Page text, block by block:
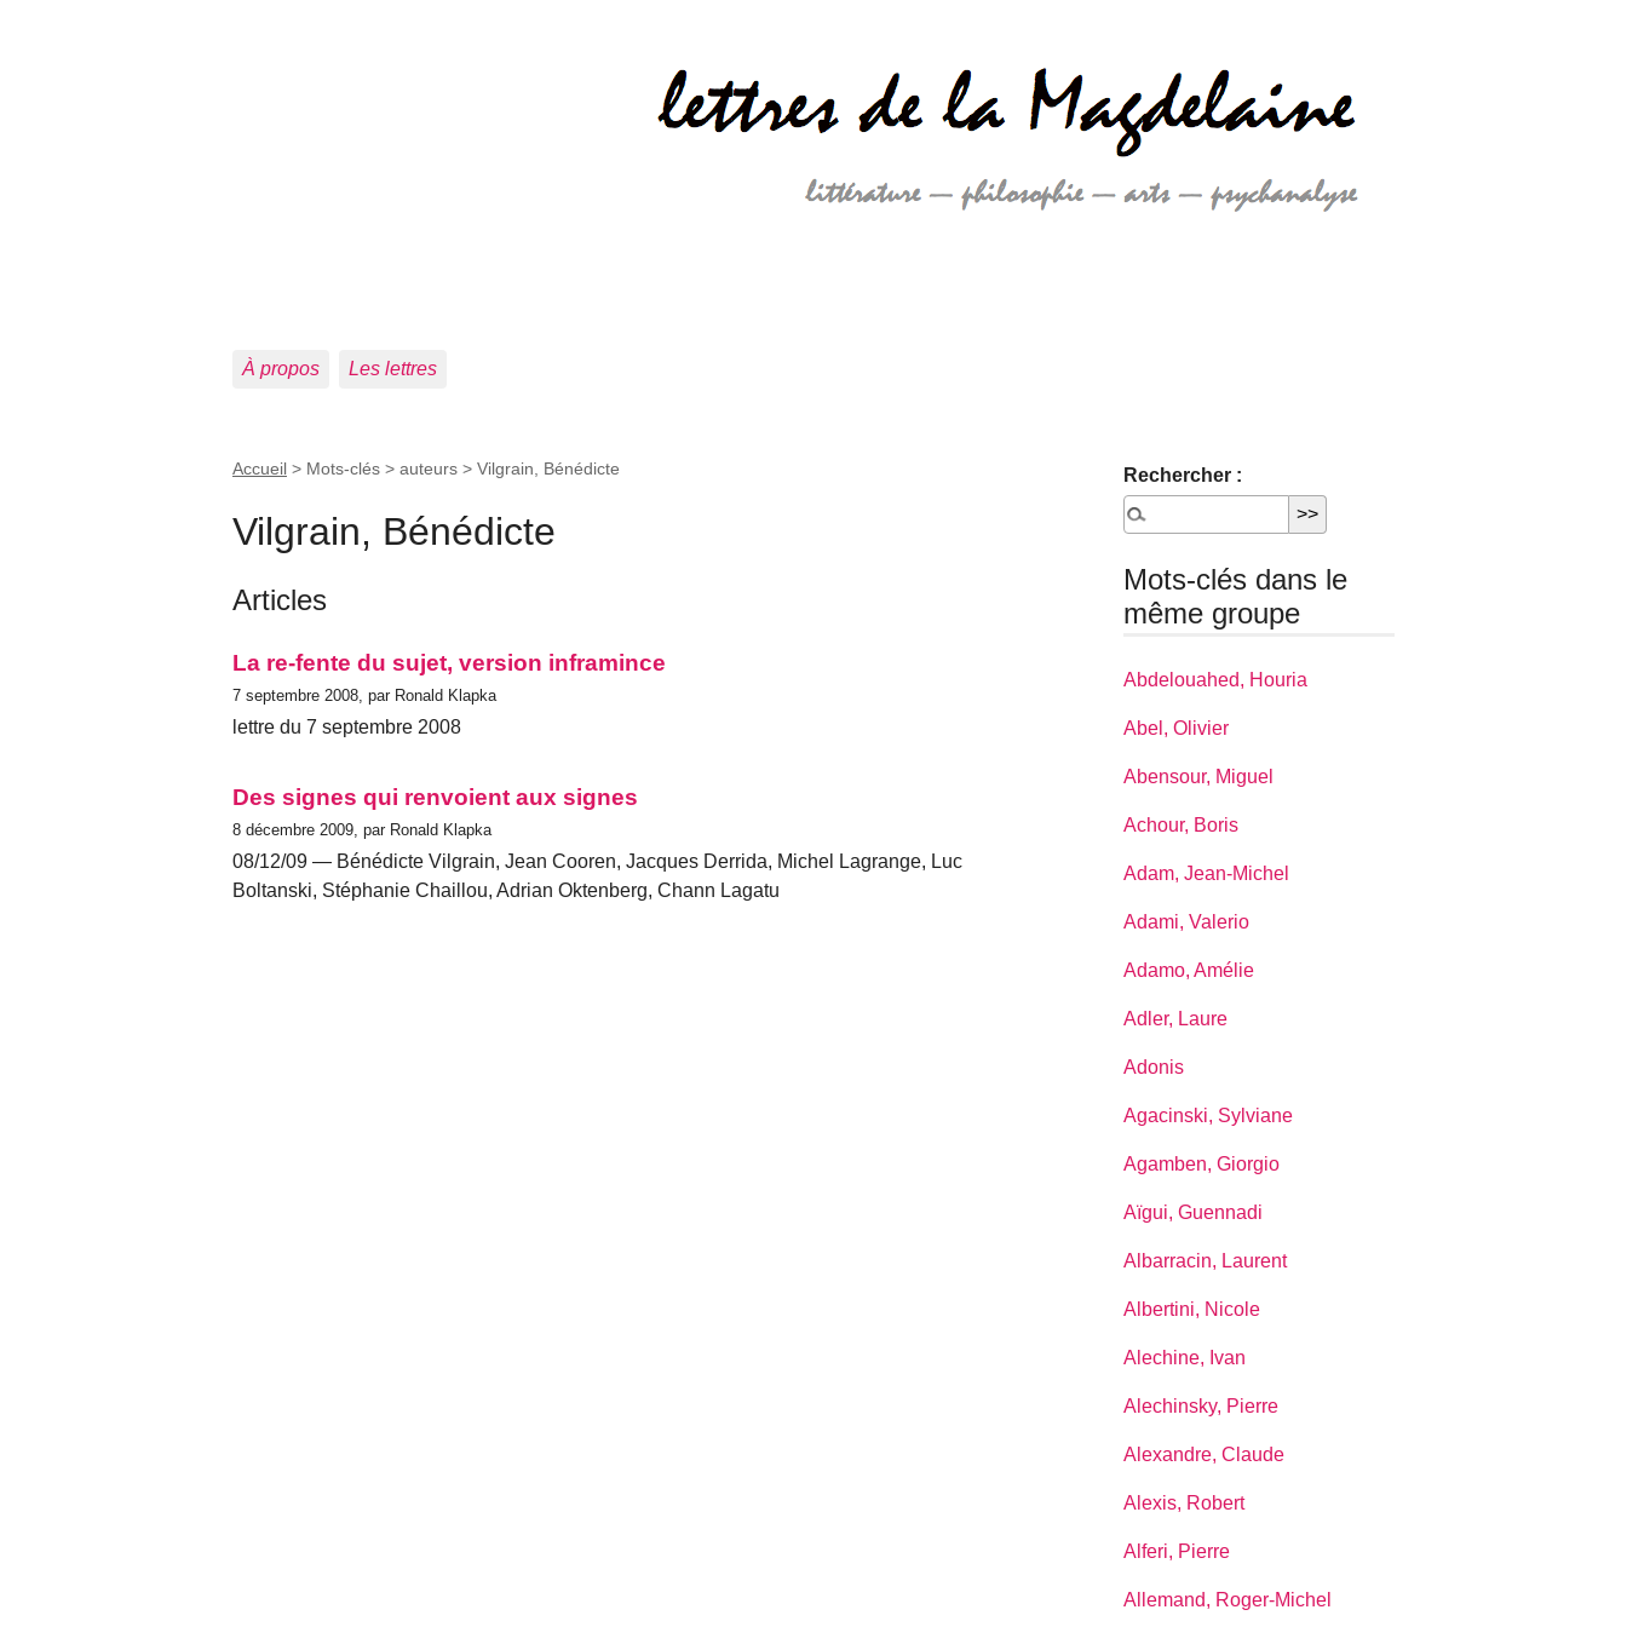
À propos Les lettres
Accueil > Mots-clés > auteurs > Vilgrain, Bénédicte
Vilgrain, Bénédicte
Articles
La re-fente du sujet, version inframince
7 septembre 2008, par Ronald Klapka
lettre du 7 septembre 2008
Des signes qui renvoient aux signes
8 décembre 2009, par Ronald Klapka
08/12/09 — Bénédicte Vilgrain, Jean Cooren, Jacques Derrida, Michel Lagrange, Luc
Boltanski, Stéphanie Chaillou, Adrian Oktenberg, Chann Lagatu
Rechercher :
Mots-clés dans le
même groupe
Abdelouahed, Houria
Abel, Olivier
Abensour, Miguel
Achour, Boris
Adam, Jean-Michel
Adami, Valerio
Adamo, Amélie
Adler, Laure
Adonis
Agacinski, Sylviane
Agamben, Giorgio
Aïgui, Guennadi
Albarracin, Laurent
Albertini, Nicole
Alechine, Ivan
Alechinsky, Pierre
Alexandre, Claude
Alexis, Robert
Alferi, Pierre
Allemand, Roger-Michel